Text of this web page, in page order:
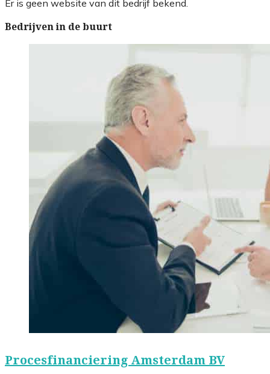
Er is geen website van dit bedrijf bekend.
Bedrijven in de buurt
Procesfinanciering Amsterdam BV